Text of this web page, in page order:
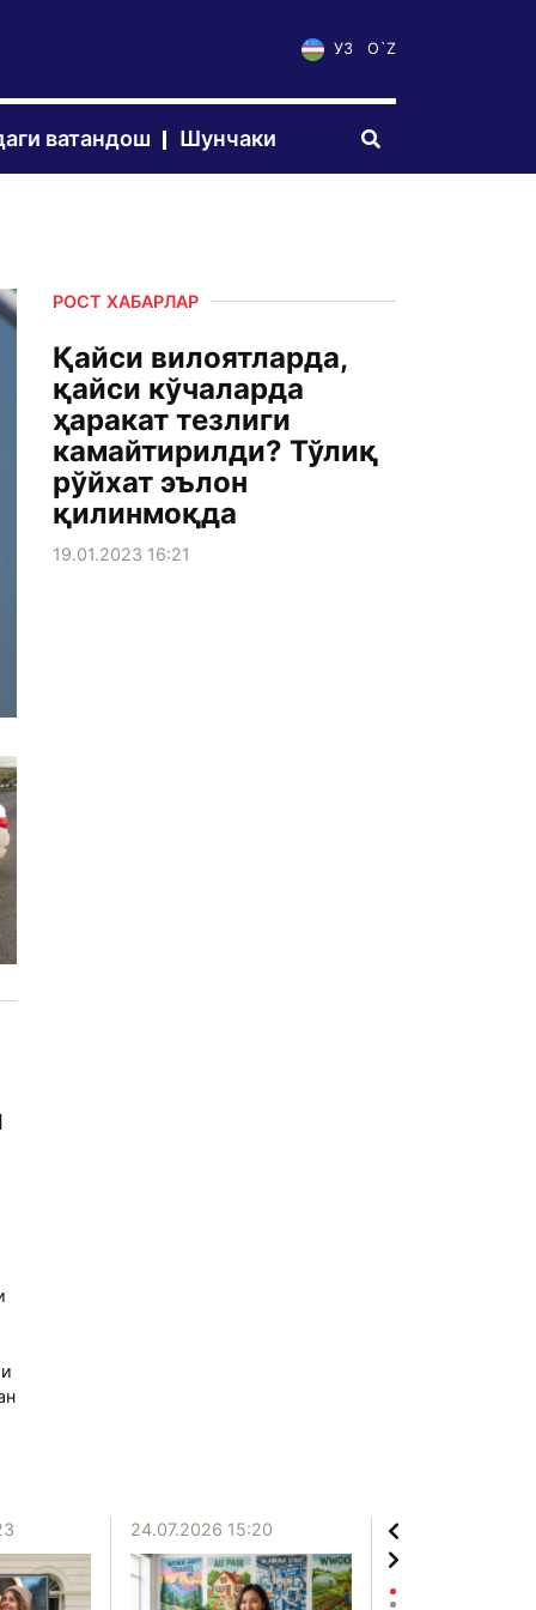
УЗ O`Z
ватандош Шунчаки
РОСТ ХАБАРЛАР
Қайси вилоятларда,
қайси кўчаларда
ҳаракат тезлиги
камайтирилди? Тўлиқ
рўйхат эълон
қилинмоқда
19.01.2023 16:21
24.07.2026 15:20 20.07.2026 12:06